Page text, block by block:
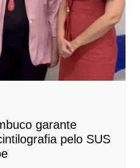
garante
pelo SUS